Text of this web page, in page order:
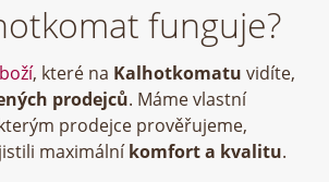
funguje?
, které na Kalhotkomatu vidíte,
prodejců. Máme vlastní
prodejce prověřujeme,
maximálníkomfort a kvalitu.